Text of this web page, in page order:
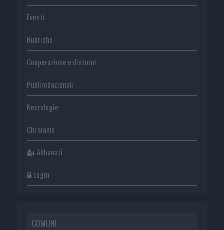
Eventi
Rubriche
Cooperazione e dintorni
Publiredazionali
Necrologie
Chi siamo
Abbonati
Login
COMUNI